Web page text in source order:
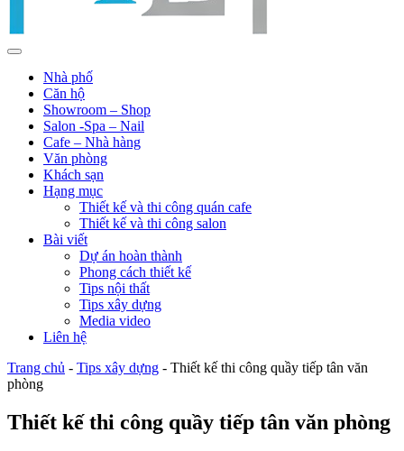
Nhà phố
Căn hộ
Showroom – Shop
Salon -Spa – Nail
Cafe – Nhà hàng
Văn phòng
Khách sạn
Hạng mục
Thiết kế và thi công quán cafe
Thiết kế và thi công salon
Bài viết
Dự án hoàn thành
Phong cách thiết kế
Tips nội thất
Tips xây dựng
Media video
Liên hệ
Trang chủ - Tips xây dựng - Thiết kế thi công quầy tiếp tân văn
phòng
Thiết kế thi công quầy tiếp tân văn phòng